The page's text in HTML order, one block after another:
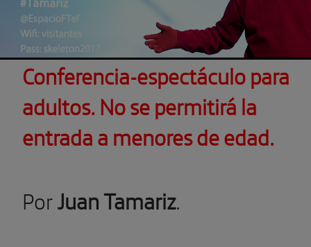
Conferencia-espectáculo para
adultos. No se permitirá la
entrada a menores de edad.
PorJuan Tamariz.